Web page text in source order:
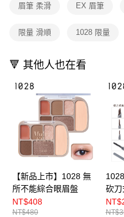
「AFTEE先享後付」，若未經同
時審查核予不同之上限額度；若仍
５．嚴禁一人註冊多個帳號或使用
恩沛科技股份有限公司將有權停止
眉筆 柔滑 EX 眉筆
限量 滑順 1028 限量
🔻 其他人也在看
【新品上市】1028 無
所不能綜合眼眉盤
NT$408
NT$480
砍刀